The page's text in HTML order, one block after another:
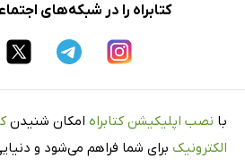
کتابراه را در شبکه‌های
با نصب اپلیکیشن کتابراه امکان شنیدن
الکترونیک برای شما فراهم می‌شود و